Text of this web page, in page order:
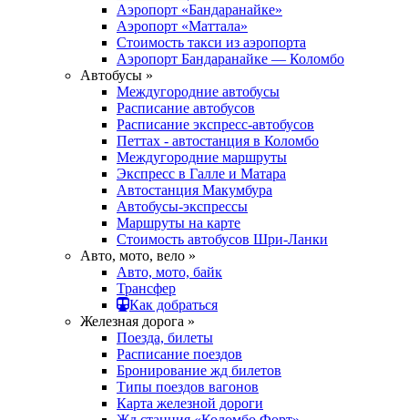
Аэропорт «Бандаранайке»
Аэропорт «Маттала»
Стоимость такси из аэропорта
Аэропорт Бандаранайке — Коломбо
Автобусы »
Междугородние автобусы
Расписание автобусов
Расписание экспресс-автобусов
Петтах - автостанция в Коломбо
Междугородние маршруты
Экспресс в Галле и Матара
Автостанция Макумбура
Автобусы-экспрессы
Маршруты на карте
Стоимость автобусов Шри-Ланки
Авто, мото, вело »
Авто, мото, байк
Трансфер
Как добраться
Железная дорога »
Поезда, билеты
Расписание поездов
Бронирование жд билетов
Типы поездов вагонов
Карта железной дороги